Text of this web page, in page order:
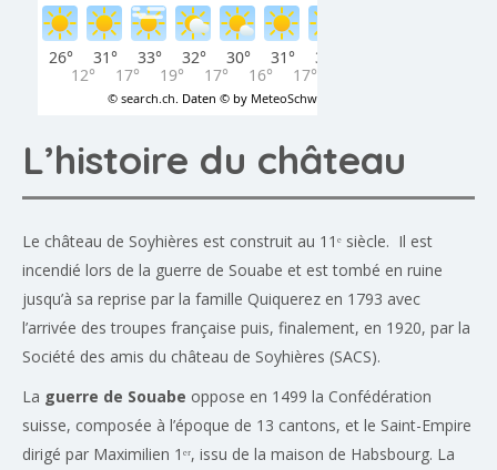
L’histoire du château
Le château de Soyhières est construit au 11ᵉ siècle. Il est
incendié lors de la guerre de Souabe et est tombé en ruine
jusqu’à sa reprise par la famille Quiquerez en 1793 avec
l’arrivée des troupes française puis, finalement, en 1920, par la
Société des amis du château de Soyhières (SACS).
La guerre de Souabe oppose en 1499 la Confédération
suisse, composée à l’époque de 13 cantons, et le Saint-Empire
dirigé par Maximilien 1ᵉʳ, issu de la maison de Habsbourg. La